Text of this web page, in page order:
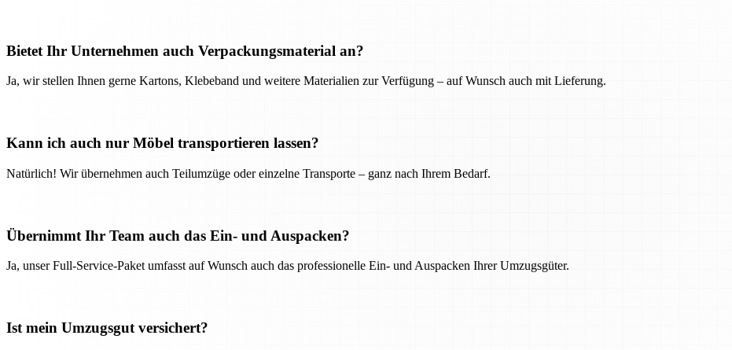
Bietet Ihr Unternehmen auch Verpackungsmaterial an?
Ja, wir stellen Ihnen gerne Kartons, Klebeband und weitere Materialien zur Verfügung – auf Wunsch auch mit Lieferung.
Kann ich auch nur Möbel transportieren lassen?
Natürlich! Wir übernehmen auch Teilumzüge oder einzelne Transporte – ganz nach Ihrem Bedarf.
Übernimmt Ihr Team auch das Ein- und Auspacken?
Ja, unser Full-Service-Paket umfasst auf Wunsch auch das professionelle Ein- und Auspacken Ihrer Umzugsgüter.
Ist mein Umzugsgut versichert?